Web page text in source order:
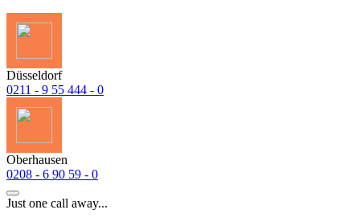
Düsseldorf
0211 - 9 55 444 - 0
Oberhausen
0208 - 6 90 59 - 0
Just one call away...